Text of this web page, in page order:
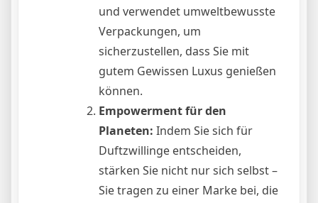
und verwendet umweltbewusste
Verpackungen, um
sicherzustellen, dass Sie mit
gutem Gewissen Luxus genießen
können.
Empowerment für den
Planeten: Indem Sie sich für
Duftzwillinge entscheiden,
stärken Sie nicht nur sich selbst –
Sie tragen zu einer Marke bei, die